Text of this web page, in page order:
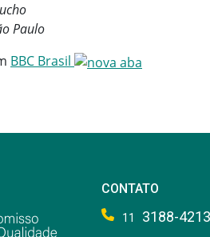
Paulo
BBC Brasil
CONTATO
11 3188-4213